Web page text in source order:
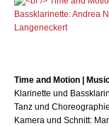
Time and Motion |
Klarinette und
Tanz und
Kamera und Schnitt: